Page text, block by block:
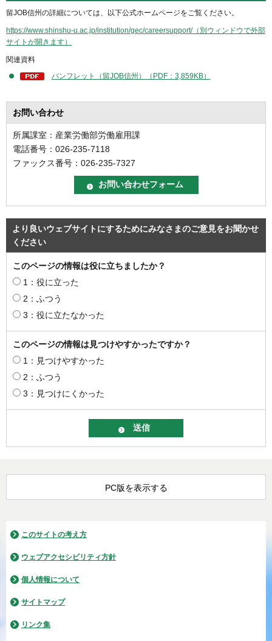
留JOB信州の詳細については、以下公式ホームページをご覧ください。
https://www.shinshu-u.ac.jp/institution/gec/careersupport/（別ウィンドウで外部
サイトが開きます）
関連資料
パンフレット（留JOB信州）（PDF：3,859KB）
お問い合わせ
所属課室：産業労働部労働雇用課
電話番号：026-235-7118
ファックス番号：026-235-7327
より良いウェブサイトにするためにみなさまのご意見をお聞かせ
ください
このページの情報は役に立ちましたか？
1：役に立った
2：ふつう
3：役に立たなかった
このページの情報は見つけやすかったですか？
1：見つけやすかった
2：ふつう
3：見つけにくかった
PC版を表示する
このサイトの考え方
ウェブアクセシビリティ方針
個人情報について
サイトマップ
リンク集